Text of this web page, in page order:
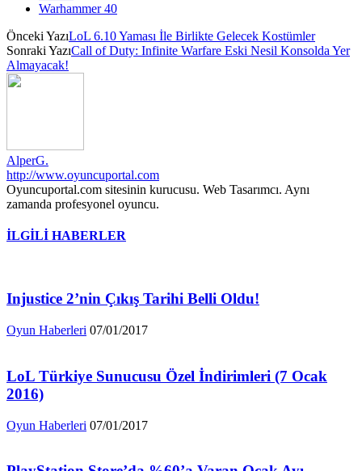
Warhammer 40
Önceki YazıLoL 6.10 Yaması İle Birlikte Gelecek Kostümler
Sonraki YazıCall of Duty: Infinite Warfare Eski Nesil Konsolda Yer
Almayacak!
AlperG.
http://www.oyuncuportal.com
Oyuncuportal.com sitesinin kurucusu. Web Tasarımcı. Aynı
zamanda profesyonel oyuncu.
İLGİLİ HABERLER
Injustice 2’nin Çıkış Tarihi Belli Oldu!
Oyun Haberleri 07/01/2017
LoL Türkiye Sunucusu Özel İndirimleri (7 Ocak
2016)
Oyun Haberleri 07/01/2017